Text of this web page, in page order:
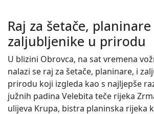
Raj za šetače, planinare
zaljubljenike u prirodu
U blizini Obrovca, na sat vremena
nalazi se raj za šetače, planinare, i
prirodu koji izgleda kao s najljepše
južnih padina Velebita teče rijeka
ulijeva Krupa, bistra planinska rijeka